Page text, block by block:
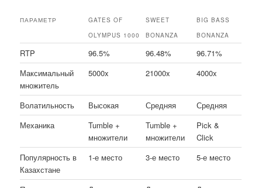
ПАРАМЕТР
GATES OF
OLYMPUS 1000
SWEET
BONANZA
BIG BASS
BONANZA
RTP 96.5% 96.48%
96.71%
Максимальный
множитель
5000x 21000x 4000x
Волатильность Высокая Средняя
Средняя
Механика
Tumble +
множители
Tumble +
множители
Pick &
Click
Популярность в
Казахстане
1-е место 3-е место 5-е место